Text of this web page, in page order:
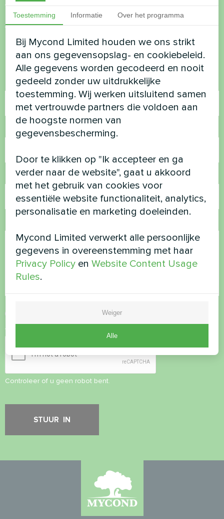
Wil je kopen of heb je
vragen?
Neem contact met ons op en we helpen je
Naam
Telefoonnummer
E-mail
accepteren
Veiligheidscontrole
Controleer of u geen robot bent.
Toestemming Informatie Over het programma
Bij Mycond Limited houden we ons strikt
aan ons gegevensopslag- en cookiebeleid.
Alle gegevens worden gecodeerd en nooit
gedeeld zonder uw uitdrukkelijke
toestemming. Wij werken uitsluitend samen
met vertrouwde partners die voldoen aan
de hoogste normen van
gegevensbescherming.
Door te klikken op "Ik accepteer en ga
verder naar de website", gaat u akkoord
met het gebruik van cookies voor
essentiële website functionaliteit, analytics,
personalisatie en marketing doeleinden.
Mycond Limited verwerkt alle persoonlijke
gegevens in overeenstemming met haar
Privacy Policy enWebsite Content Usage
Rules.
Weiger
Alle